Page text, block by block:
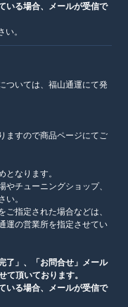
いる場合、メールが受信で
。
ついては、福山通運にて発
ますので商品ページにてご
なります。
チューニングショップ、
い。
指定された場合などは、
運の営業所を指定させてい
了」、「お問合せ」メール
頂いております。
いる場合、メールが受信で